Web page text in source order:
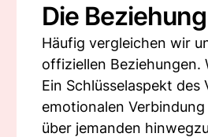
Die
Häufig vergleichen wir
offiziellen
Ein Schlüsselaspekt
emotionalen
über jemanden